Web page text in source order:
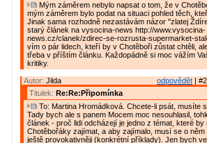
Mým záměrem nebylo napsat o tom, že v
mým záměrem bylo podat na situaci pohled těch,
Jinak sama rozhodně nezastávám názor "zlatej
starý článek na vysocina-news http://www.vysocina-
news.cz/clanek/zdirec-se-rozrusta-supermarket-
vím o pár lidech, kteří by v Chotěboři zůstat chtěli,
třeba v příštím článku. Každopádně si moc vážím
kritiky.
odpovědět |
Autor: Jilda
Titulek: Re:Re:Připomínka
To: Martina Hromádková. Chcete-li psát, musíte
Tady bych ale s panem Mocem moc nesouhlasil,
článek - proč lidi odcházejí je jedno z témat, které by
Chotěbořáky zajímat, a aby zajímalo, musí se o něm
ještě provokativněji (konkrétní příklady). Jen bych